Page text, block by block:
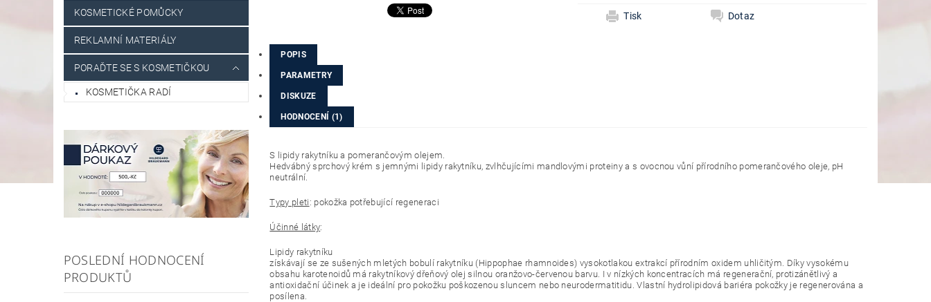
KOSMETICKÉ POMŮCKY
REKLAMNÍ MATERIÁLY
PORAĎTE SE S KOSMETIČKOU
KOSMETIČKA RADÍ
POSLEDNÍ HODNOCENÍ
PRODUKTŮ
Tisk
Dotaz
POPIS
PARAMETRY
DISKUZE
HODNOCENÍ (1)
S lipidy rakytníku a pomerančovým olejem.
Hedvábný sprchový krém s jemnými lipidy rakytníku, zvlhčujícími mandlovými proteiny a s ovocnou vůní přírodního pomerančového oleje, pH
neutrální.
Typy pleti : pokožka potřebující regeneraci
Účinné látky:
Lipidy rakytníku
získávají se ze sušených mletých bobulí rakytníku (Hippophae rhamnoides) vysokotlakou extrakcí přírodním oxidem uhličitým. Díky vysokému
obsahu karotenoidů má rakytníkový dřeňový olej silnou oranžovo-červenou barvu. I v nízkých koncentracích má regenerační, protizánětlivý a
antioxidační účinek a je ideální pro pokožku poškozenou sluncem nebo neurodermatitidu. Vlastní hydrolipidová bariéra pokožky je regenerována a
posílena.